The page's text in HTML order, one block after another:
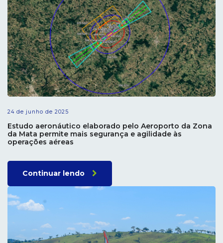
24 de junho de 2025
Estudo aeronáutico elaborado pelo Aeroporto da Zona
da Mata permite mais segurança e agilidade às
operações aéreas
Continuar lendo